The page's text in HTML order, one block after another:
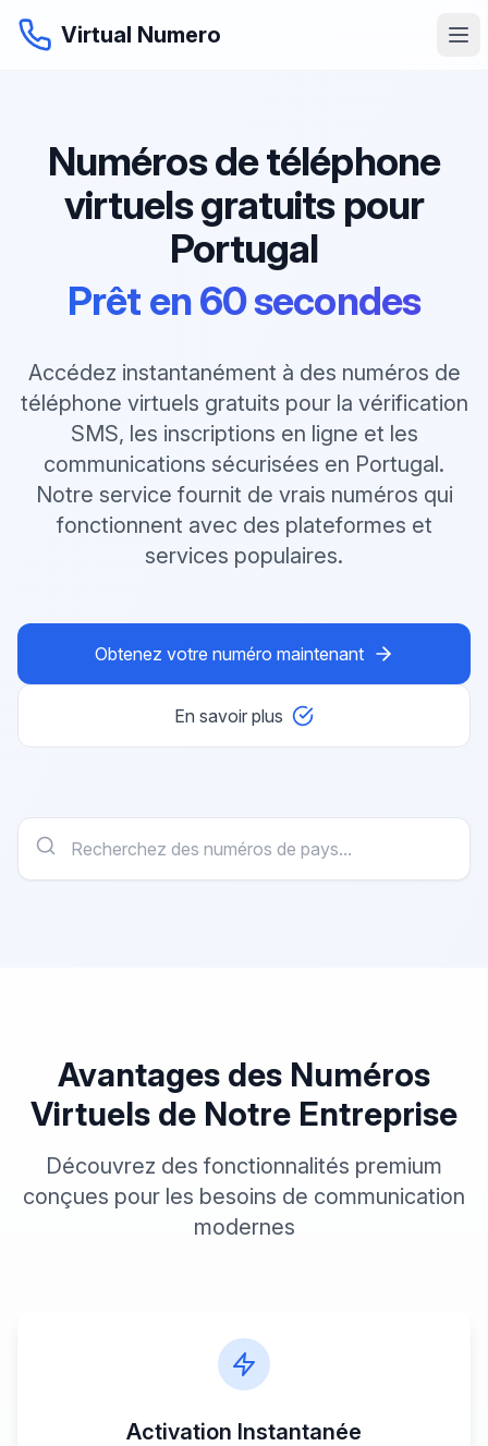
Virtual Numero
Numéros de téléphone
virtuels gratuits pour
Portugal
Prêt en 60 secondes
Accédez instantanément à des numéros de
téléphone virtuels gratuits pour la vérification
SMS, les inscriptions en ligne et les
communications sécurisées en Portugal.
Notre service fournit de vrais numéros qui
fonctionnent avec des plateformes et
services populaires.
Obtenez votre numéro maintenant
En savoir plus
Avantages des Numéros
Virtuels de Notre Entreprise
Découvrez des fonctionnalités premium
conçues pour les besoins de communication
modernes
Activation Instantanée